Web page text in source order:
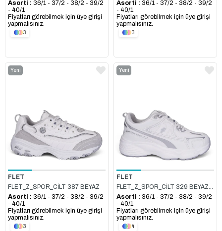
Asorti : 36/1 - 37/2 - 38/2 - 39/2
- 40/1
Fiyatları görebilmek için üye girişi
yapmalısınız.
3
Asorti : 36/1 - 37/2 - 38/2 - 39/2
- 40/1
Fiyatları görebilmek için üye girişi
yapmalısınız.
3
FLET
FLET_Z_SPOR_CİLT 387 BEYAZ
Yeni
Asorti : 36/1 - 37/2 - 38/2 - 39/2
- 40/1
Fiyatları görebilmek için üye girişi
yapmalısınız.
3
FLET
Yeni
Asorti : 36/1 - 37/2 - 38/2 - 39/2
- 40/1
Fiyatları görebilmek için üye girişi
yapmalısınız.
4